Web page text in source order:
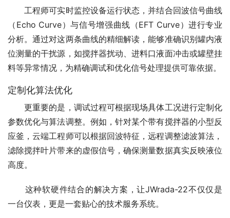
工程师可实时监控设备运行状态，并结合回波信号曲线
（Echo Curve）与信号增强曲线（EFT Curve）进行专业
分析。通过对这两条曲线的精细解读，能够准确识别罐内液
位测量的干扰源，如搅拌器扰动、进料口液面冲击或罐壁挂
料等异常情况，为精确调试和优化信号处理提供可靠依据。
定制化算法优化
更重要的是，调试过程可根据现场具体工况进行定制化
参数优化与算法调整。例如，针对某个带有搅拌器的小型反
应釜，云端工程师可以根据回波特征，远程调整滤波算法，
滤除搅拌叶片带来的虚假信号，确保测量数据真实反映液位
高度。
这种软硬件结合的解决方案，让JWrada-22不仅仅是
一台仪表，更是一套贴心的技术服务系统。